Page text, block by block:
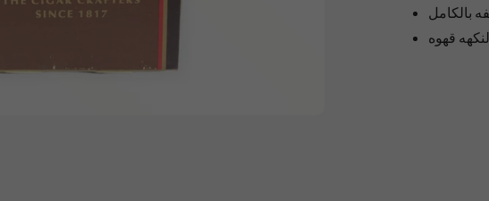
الخاصة
قهوه